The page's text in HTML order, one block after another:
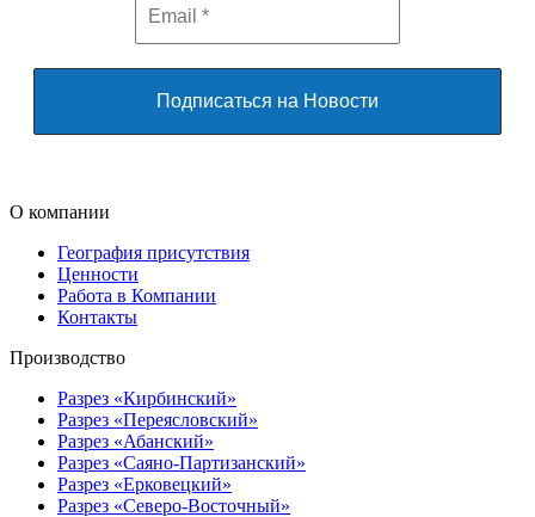
О компании
География присутствия
Ценности
Работа в Компании
Контакты
Производство
Разрез «Кирбинский»
Разрез «Переясловский»
Разрез «Абанский»
Разрез «Саяно-Партизанский»
Разрез «Ерковецкий»
Разрез «Северо-Восточный»